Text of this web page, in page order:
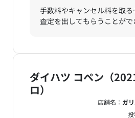
手数料やキャンセル料を取
査定を出してもらうことがで
ダイハツ コペン（
ロ）
店舗名： ガ
投